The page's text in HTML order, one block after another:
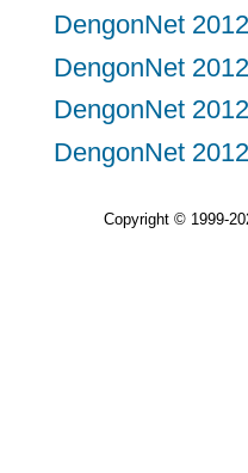
DengonNet
DengonNet
DengonNet
DengonNet
Copyright © 1999-